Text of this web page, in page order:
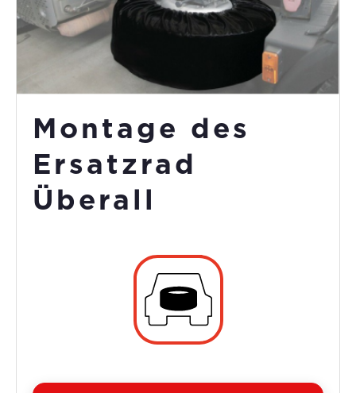
Montage des
Ersatzrad
Überall